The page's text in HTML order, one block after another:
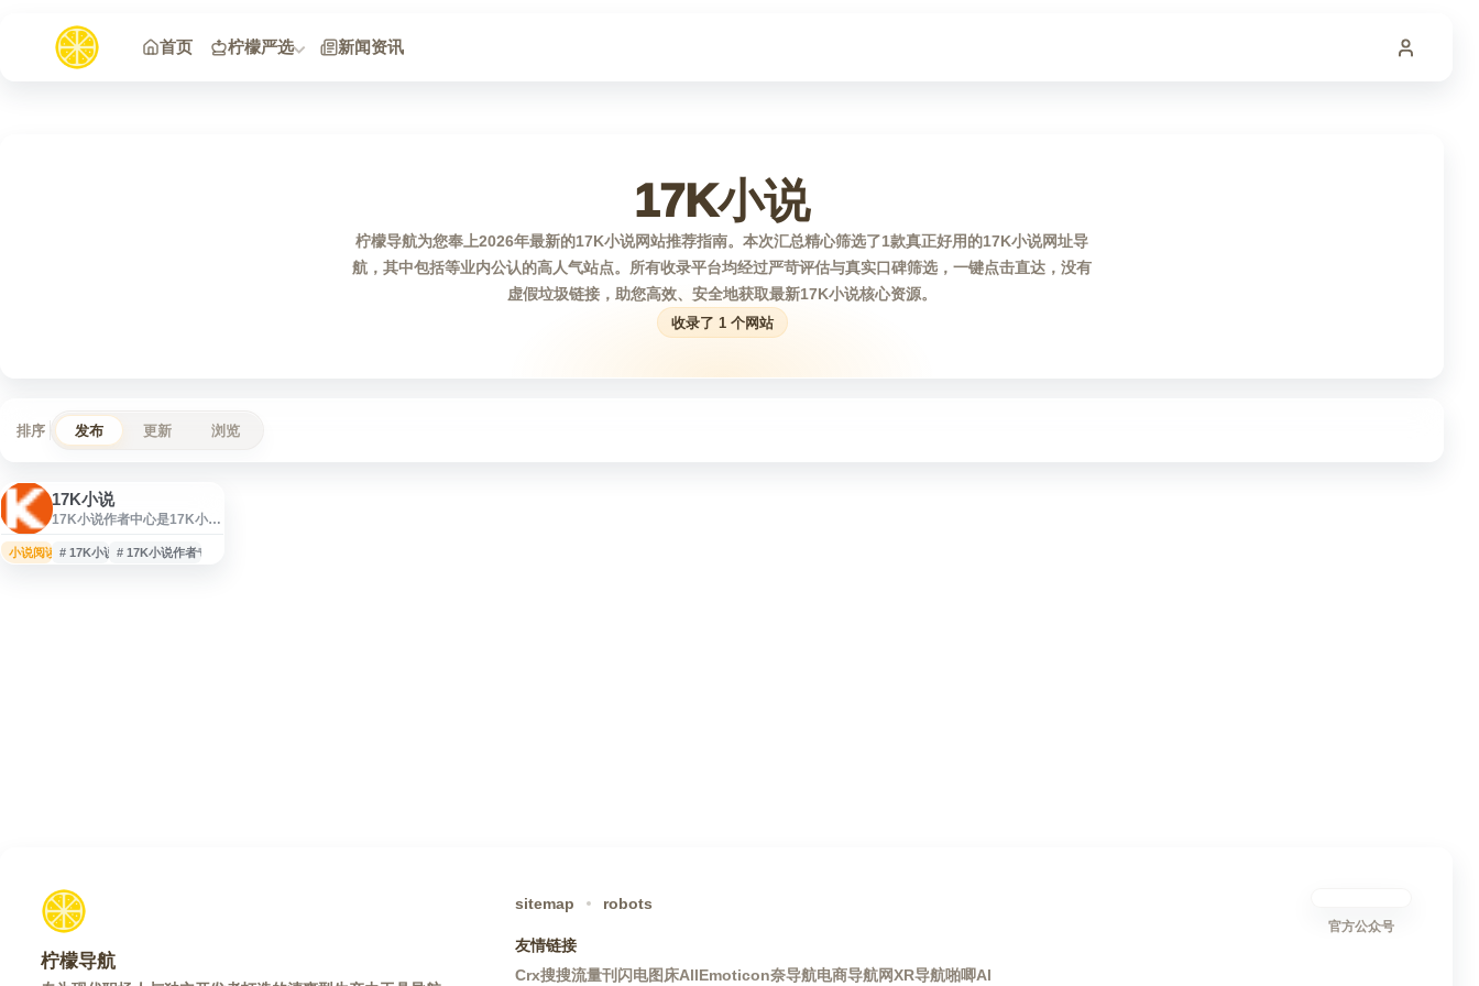
首页
柠檬严选 新闻资讯
17K小说
柠檬导航为您奉上2026年最新的17K小说网站推荐指南。本次汇总精心筛选了1款真正好用的17K小说网址导
航，其中包括等业内公认的高人气站点。所有收录平台均经过严苛评估与真实口碑筛选，一键点击直达，没有
虚假垃圾链接，助您高效、安全地获取最新17K小说核心资源。
收录了 1 个网站
排序 发布 更新 浏览
17K小说
17K小说作者中心是17K小说
的作者登录与作品管理平
小说阅读 # 17K小说 # 17K小说作者专区
柠檬导航
sitemap robots
友情链接
Crx搜搜流量刊 闪电图床AllEmoticon奈导航电商导航网XR导航啪唧AI
官方公众号